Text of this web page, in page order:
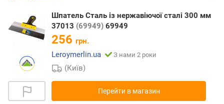
Шпатель Сталь із нержавіючої сталі 300 мм
37013 (69949) 69949
256 грн.
Leroymerlin.ua
З нами 2 роки
(Київ)
Перейти в магазин